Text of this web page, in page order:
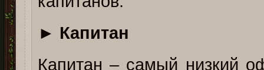
► Капитан
Капитан – самый низкий